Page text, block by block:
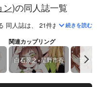
ン)の同人誌一覧
同人誌は、 21件お取り扱いが
続きを読む
関連カップリング
白石景之×星野市香 笹塚